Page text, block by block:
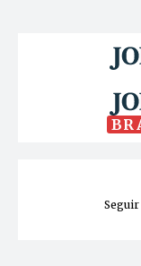
Seguir